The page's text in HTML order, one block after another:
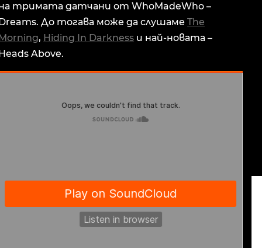
тримата датчани от WhoMadeWho –
До тогава може да слушамеThe
, Hiding In Darkness и най-новата –
Above.